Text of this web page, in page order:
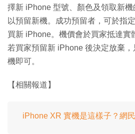
擇新 iPhone 型號、顏色及領取新機
以預留新機。成功預留者，可於指
買新 iPhone。機價會於買家抵達實
若買家預留新 iPhone 後決定放棄
機即可。
【相關報道】
iPhone XR 實機是這樣子？網